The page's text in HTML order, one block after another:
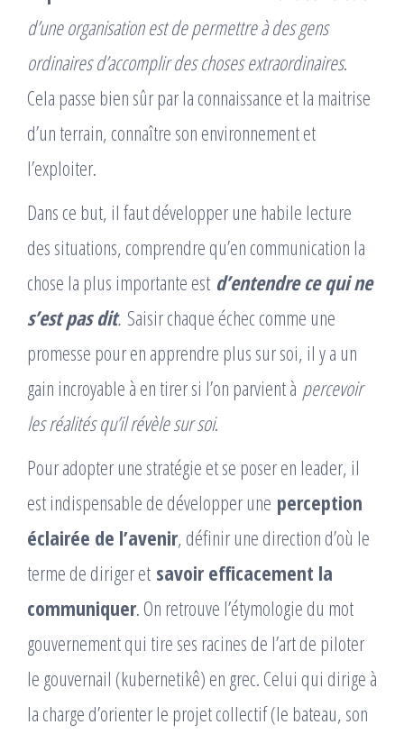
d’une organisation est de permettre à des gens
ordinaires d’accomplir des choses extraordinaires.
Cela passe bien sûr par la connaissance et la maitrise
d’un terrain, connaître son environnement et
l’exploiter.
Dans ce but, il faut développer une habile lecture
des situations, comprendre qu’en communication la
chose la plus importante est d’entendre ce qui ne
s’est pas dit. Saisir chaque échec comme une
promesse pour en apprendre plus sur soi, il y a un
gain incroyable à en tirer si l’on parvient à percevoir
les réalités qu’il révèle sur soi.
Pour adopter une stratégie et se poser en leader, il
est indispensable de développer une perception
éclairée de l’avenir, définir une direction d’où le
terme de diriger et savoir efficacement la
communiquer. On retrouve l’étymologie du mot
gouvernement qui tire ses racines de l’art de piloter
le gouvernail (kubernetikê) en grec. Celui qui dirige à
la charge d’orienter le projet collectif (le bateau, son